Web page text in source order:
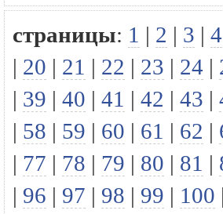
страницы: 1 | 2 | 3 | 4
| 20 | 21 | 22 | 23 | 24 |
| 39 | 40 | 41 | 42 | 43 |
| 58 | 59 | 60 | 61 | 62 |
| 77 | 78 | 79 | 80 | 81 |
| 96 | 97 | 98 | 99 | 100 |